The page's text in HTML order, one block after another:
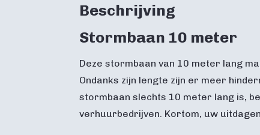
Beschrijving
Stormbaan 10 meter
Deze stormbaan van 10 meter lang
Ondanks zijn lengte zijn er meer
stormbaan slechts 10 meter lang is,
verhuurbedrijven. Kortom, uw